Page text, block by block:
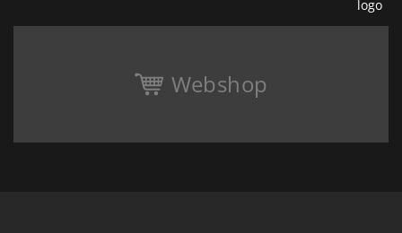
Webshop